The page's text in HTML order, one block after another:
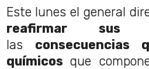
Este lunes el general
reafirmar sus
las consecuencias
químicosque